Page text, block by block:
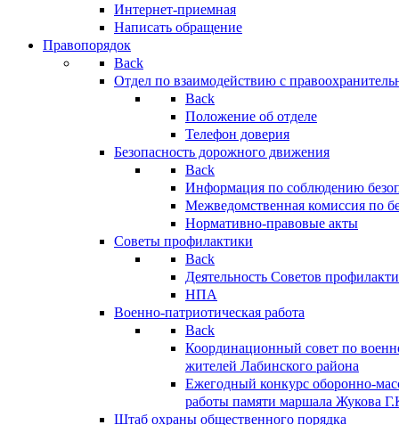
Интернет-приемная
Написать обращение
Правопорядок
Back
Отдел по взаимодействию с
Back
Положение об отделе
Телефон доверия
Безопасность дорожного движения
Back
Информация по соблюдению
Межведомственная комиссия по
Нормативно-правовые акты
Советы профилактики
Back
Деятельность Советов
НПА
Военно-патриотическая работа
Back
Координационный совет по
жителей Лабинского района
Ежегодный конкурс оборонно-
работы памяти маршала Жукова
Штаб охраны общественного порядка